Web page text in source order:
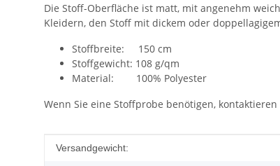
Die Stoff-Oberfläche ist matt, mit angenehm
Kleidern, den Stoff mit dickem oder
Stoffbreite: 150 cm
Stoffgewicht: 108 g/qm
Material: 100% Polyester
Wenn Sie eine Stoffprobe benötigen,
Produkteigenschaft
Wert
Versandgewicht: